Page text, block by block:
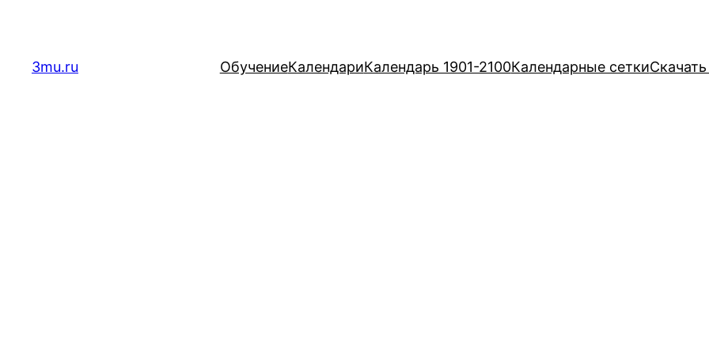
содержимому
3mu.ru ОбучениеКалендариКалендарь 1901-2100Календарные сетки